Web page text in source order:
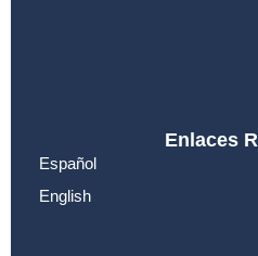
Enlaces
Español
English